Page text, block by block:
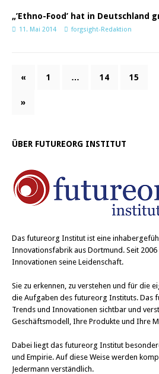
„’Ethno-Food’ hat in Deutschland
11. Mai 2014 forgsight-Redaktion
« 1 … 14 15
»
ÜBER FUTUREORG INSTITUT
Das futureorg Institut ist eine
Innovationsfabrik aus Dortmund. Seit 2006
Innovationen seine Leidenschaft.
Sie zu erkennen, zu verstehen und für die
die Aufgaben des futureorg Instituts. Das
Trends und Innovationen sichtbar und
Geschäftsmodell, Ihre Produkte und Ihre
Dabei liegt das futureorg Institut
und Empirie. Auf diese Weise werden
Jedermann verständlich.